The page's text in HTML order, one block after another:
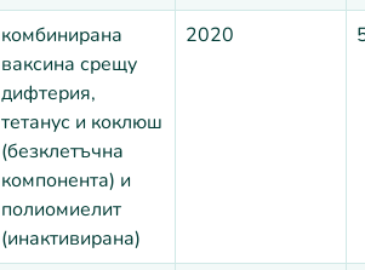
комбинирана
ваксина срещу
дифтерия,
тетанус и коклюш
(безклетъчна
компонента) и
полиомиелит
(инактивирана)
2020